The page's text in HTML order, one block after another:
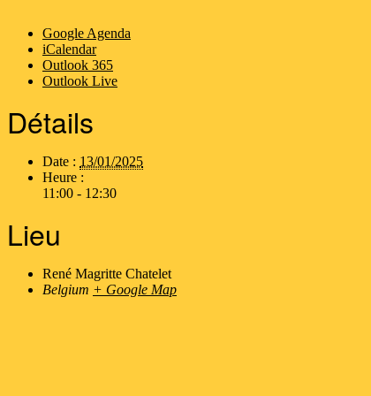
Google Agenda
iCalendar
Outlook 365
Outlook Live
Détails
Date : 13/01/2025
Heure :
11:00 - 12:30
Lieu
René Magritte Chatelet
Belgium + Google Map